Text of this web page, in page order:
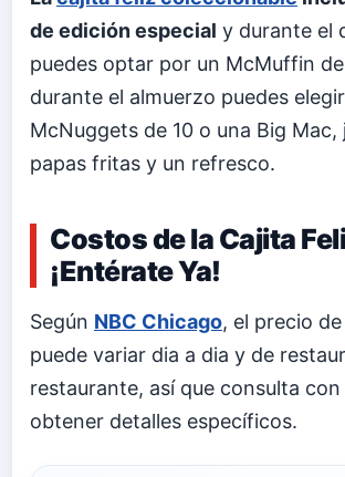
de edición especial y durante el
puedes optar por un McMuffin
durante el almuerzo puedes
McNuggets de 10 o una Big
papas fritas y un refresco.
Costos de la Cajita
¡Entérate Ya!
Según NBC Chicago, el precio
puede variar dia a dia y de
restaurante, así que consulta
obtener detalles específicos.